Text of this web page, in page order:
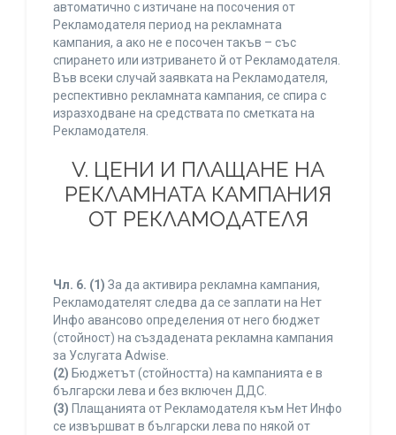
автоматично с изтичане на посочения от
Рекламодателя период на рекламната
кампания, а ако не е посочен такъв – със
спирането или изтриването й от Рекламодателя.
Във всеки случай заявката на Рекламодателя,
респективно рекламната кампания, се спира с
изразходване на средствата по сметката на
Рекламодателя.
V. ЦЕНИ И ПЛАЩАНЕ НА
РЕКЛАМНАТА КАМПАНИЯ
ОТ РЕКЛАМОДАТЕЛЯ
Чл. 6. (1) За да активира рекламна кампания,
Рекламодателят следва да се заплати на Нет
Инфо авансово определения от него бюджет
(стойност) на създадената рекламна кампания
за Услугата Adwise.
(2) Бюджетът (стойността) на кампанията е в
български лева и без включен ДДС.
(3) Плащанията от Рекламодателя към Нет Инфо
се извършват в български лева по някой от